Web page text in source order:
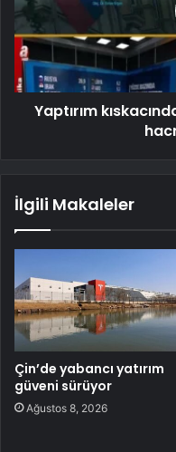
Yaptırım
İlgili Makaleler
Çin’de yabancı yatırım
güveni sürüyor
Ağustos 8, 2026